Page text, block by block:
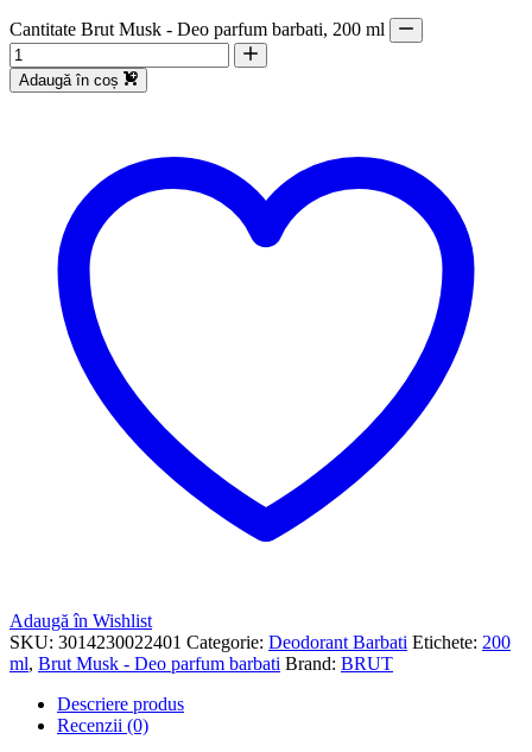
Cantitate Brut Musk - Deo parfum barbati, 200 ml
Adaugă în coș
Adaugă în Wishlist
SKU: 3014230022401 Categorie: Deodorant Barbati Etichete: 200
ml, Brut Musk - Deo parfum barbati Brand: BRUT
Descriere produs
Recenzii (0)